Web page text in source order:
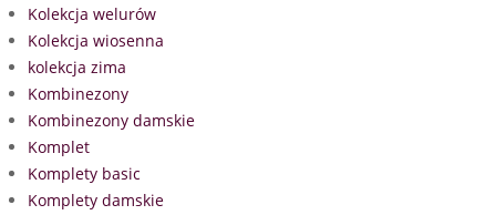
Kolekcja welurów
Kolekcja wiosenna
kolekcja zima
Kombinezony
Kombinezony damskie
Komplet
Komplety basic
Komplety damskie